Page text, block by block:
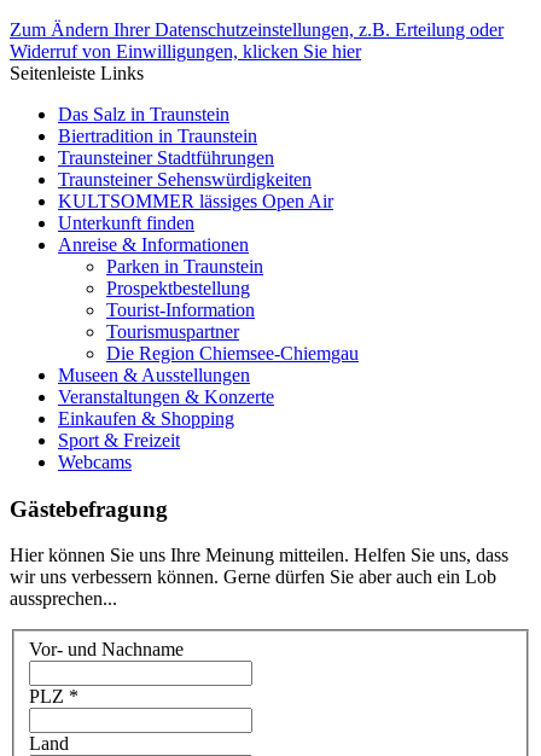
Zum Ändern Ihrer Datenschutzeinstellungen, z.B. Erteilung oder
Widerruf von Einwilligungen, klicken Sie hier
Seitenleiste Links
Das Salz in Traunstein
Biertradition in Traunstein
Traunsteiner Stadtführungen
Traunsteiner Sehenswürdigkeiten
KULTSOMMER lässiges Open Air
Unterkunft finden
Anreise & Informationen
Parken in Traunstein
Prospektbestellung
Tourist-Information
Tourismuspartner
Die Region Chiemsee-Chiemgau
Museen & Ausstellungen
Veranstaltungen & Konzerte
Einkaufen & Shopping
Sport & Freizeit
Webcams
Gästebefragung
Hier können Sie uns Ihre Meinung mitteilen. Helfen Sie uns, dass
wir uns verbessern können. Gerne dürfen Sie aber auch ein Lob
aussprechen...
Vor- und Nachname
PLZ *
Land